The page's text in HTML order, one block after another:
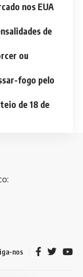
nos EUA
de
ou
fogo pelo
de 18 de
nos